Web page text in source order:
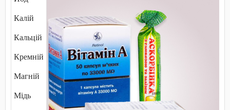
Калій
Кальцій
Кремній
Магній
Мідь